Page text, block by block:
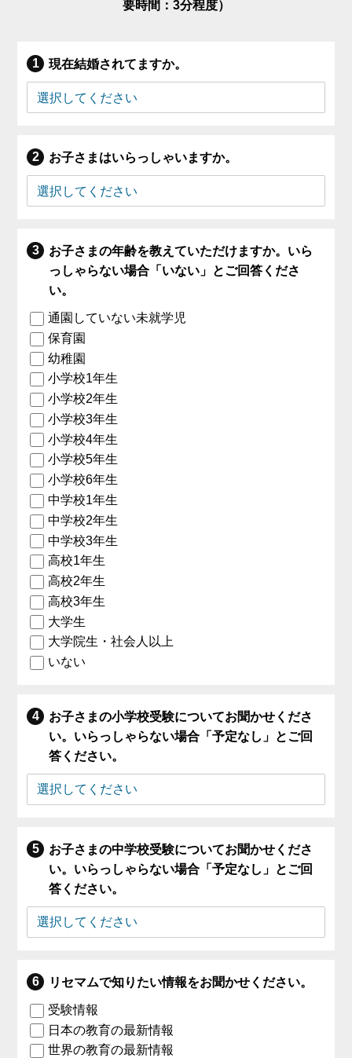
要時間：3分程度）
現在結婚されてますか。
お子さまはいらっしゃいますか。
お子さまの年齢を教えていただけますか。いら
っしゃらない場合「いない」とご回答くださ
い。
通園していない未就学児
保育園
幼稚園
小学校1年生
小学校2年生
小学校3年生
小学校4年生
小学校5年生
小学校6年生
中学校1年生
中学校2年生
中学校3年生
高校1年生
高校2年生
高校3年生
大学生
大学院生・社会人以上
いない
お子さまの小学校受験についてお聞かせくださ
い。いらっしゃらない場合「予定なし」とご回
答ください。
お子さまの中学校受験についてお聞かせくださ
い。いらっしゃらない場合「予定なし」とご回
答ください。
リセマムで知りたい情報をお聞かせください。
受験情報
日本の教育の最新情報
世界の教育の最新情報